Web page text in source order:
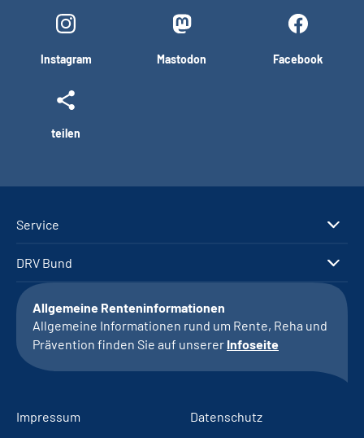
Instagram Mastodon Facebook
teilen
Service
DRV Bund
Allgemeine Renteninformationen
Allgemeine Informationen rund um Rente, Reha und
Prävention finden Sie auf unserer Infoseite
Impressum
Datenschutz